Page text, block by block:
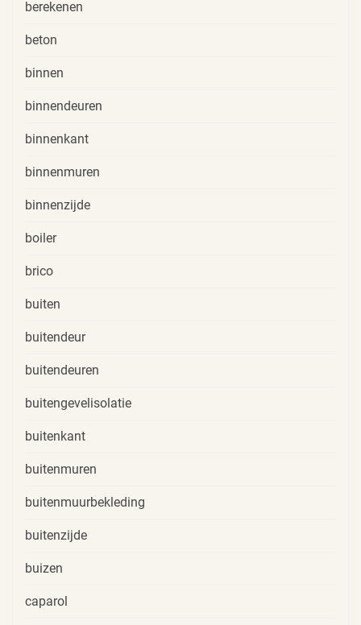
berekenen
beton
binnen
binnendeuren
binnenkant
binnenmuren
binnenzijde
boiler
brico
buiten
buitendeur
buitendeuren
buitengevelisolatie
buitenkant
buitenmuren
buitenmuurbekleding
buitenzijde
buizen
caparol